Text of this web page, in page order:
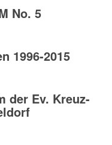
No. 5
1996-2015
der Ev. Kreuz-